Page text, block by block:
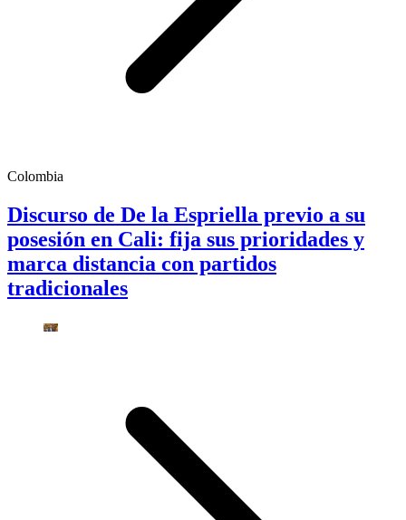
Colombia
Discurso de De la Espriella previo a su
posesión en Cali: fija sus prioridades y
marca distancia con partidos
tradicionales